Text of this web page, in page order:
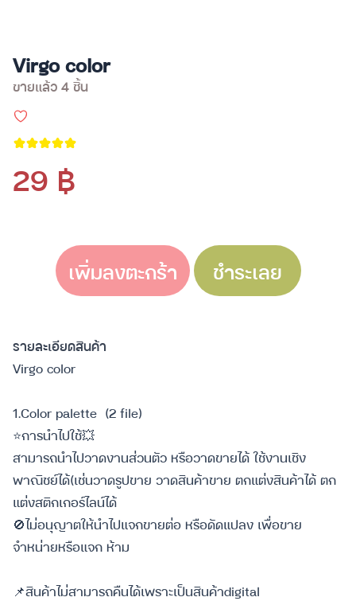
Virgo color
ขายแล้ว 4 ชิ้น
29 ฿
เพิ่มลงตะกร้า ชำระเลย
รายละเอียดสินค้า
Virgo color
1.Color palette (2 file)
⭐️การนำไปใช้💥
สามารถนำไปวาดงานส่วนตัว หรือวาดขายได้ ใช้งานเชิง
พาณิชย์ได้(เช่นวาดรูปขาย วาดสินค้าขาย ตกแต่งสินค้าได้ ตก
แต่งสติกเกอร์ไลน์ได้
🚫ไม่อนุญาตให้นำไปแจกขายต่อ หรือดัดแปลง เพื่อขาย
จำหน่ายหรือแจก ห้าม
📌สินค้าไม่สามารถคืนได้เพราะเป็นสินค้าdigital